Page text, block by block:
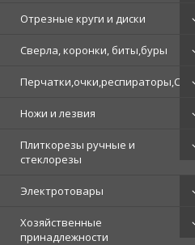
Отрезные круги и диски
Сверла, коронки, биты,буры
Перчатки,очки,респираторы,СИЗ
Ножи и лезвия
Плиткорезы ручные и
стеклорезы
Электротовары
Хозяйственные
принадлежности